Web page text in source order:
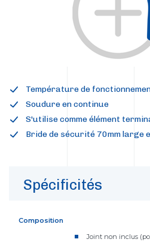
Température de
Soudure en continue
S'utilise comme élément
Bride de sécurité 70mm large
Spécificités
Composition
Joint non inclus